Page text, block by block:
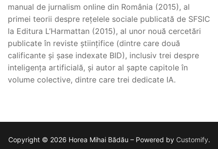
manual de jurnalism online din România (2015), al
primei teorii despre rețelele sociale publicată de SFSIC
la Editura L’Harmattan (2015), al unor nouă cercetări
publicate în reviste științifice (dintre care două
calificante și șase indexate BID), inclusiv trei despre
inteligența artificială, și autor al șapte capitole în
volume colective, dintre care trei dedicate IA.
Copyright © 2026 Horea Mihai Bădău – Powered by Customify.